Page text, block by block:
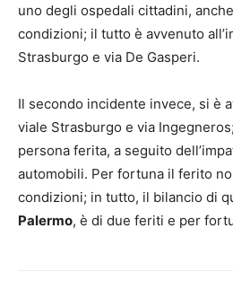
uno degli ospedali cittadini,
condizioni; il tutto è avvenuto
Strasburgo e via De Gasperi.
Il secondo incidente invece, si è
viale Strasburgo e via
persona ferita, a seguito
automobili. Per fortuna il ferito
condizioni; in tutto, il bilancio di
Palermo, è di due feriti e per